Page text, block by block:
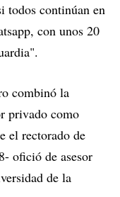
todos continúan en
con unos 20
combinó la
privado como
el rectorado de
ofició de asesor
de la